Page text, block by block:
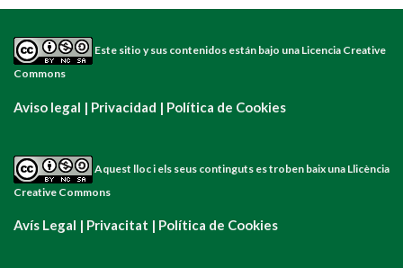
Este sitio y sus contenidos están bajo una Licencia Creative
Commons
Aviso legal | Privacidad | Política de Cookies
Aquest lloc i els seus continguts es troben baix una Llicència
Creative Commons
Avís Legal | Privacitat | Política de Cookies